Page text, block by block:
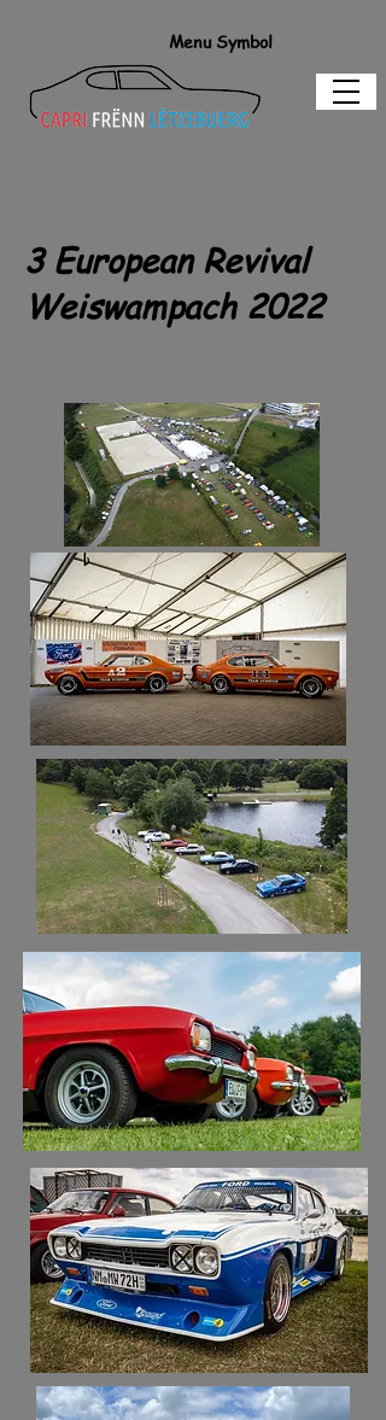
Menu Symbol
3 European Revival
Weiswampach 2022